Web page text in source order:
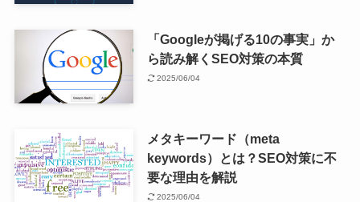
「Googleが掲げる10の事実」か
ら読み解くSEO対策の本質
2025/06/04
メタキーワード（meta
keywords）とは？SEO対策に不
要な理由を解説
2025/06/04